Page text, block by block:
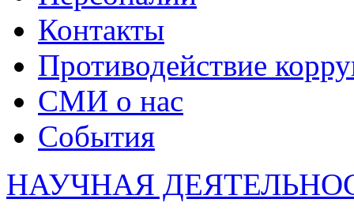
Контакты
Противодействие
СМИ о нас
События
НАУЧНАЯ